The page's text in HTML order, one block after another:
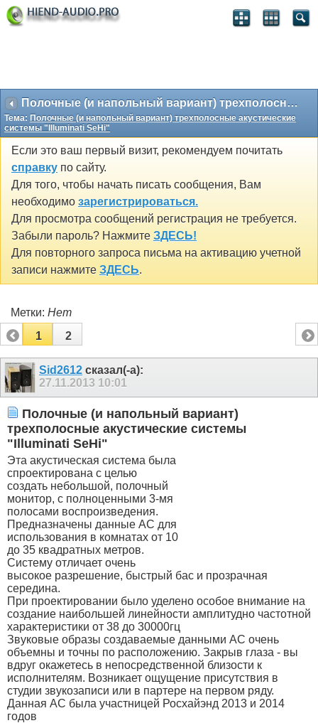
Полочные (и напольный вариант) трехполосные акустические системы "Illuminati SeHi"
Тема: Полочные (и напольный вариант) трехполосные акустические
системы "Illuminati SeHi"
Если это ваш первый визит, рекомендуем почитать
справку по сайту.
Для того, чтобы начать писать сообщения, Вам
необходимо зарегистрироваться.
Для просмотра сообщений регистрация не требуется.
Забыли пароль? Нажмите ЗДЕСЬ!
Для повторного запроса письма на активацию учетной
записи нажмите ЗДЕСЬ.
Метки: Нет
1
2
Sid2612 сказал(-а):
27.11.2013 10:01
Полочные (и напольный вариант)
трехполосные акустические системы
"Illuminati SeHi"
Эта акустическая система была
спроектирована с целью
создать небольшой, полочный
монитор, с полноценными 3-мя
полосами воспроизведения.
Предназначены данные АС для
использования в комнатах от 10
до 35 квадратных метров.
Систему отличает очень
высокое разрешение, быстрый бас и прозрачная
середина.
При проектировании было уделено особое внимание на
создание наибольшей линейности амплитудно частотной
характеристики от 38 до 30000гц
Звуковые образы создаваемые данными АС очень
объемны и точны по расположению. Закрыв глаза - вы
вдруг окажетесь в непосредственной близости к
исполнителям. Возникает ощущение присутствия в
студии звукозаписи или в партере на первом ряду.
Данная АС была участницей Росхайэнд 2013 и 2014
годов